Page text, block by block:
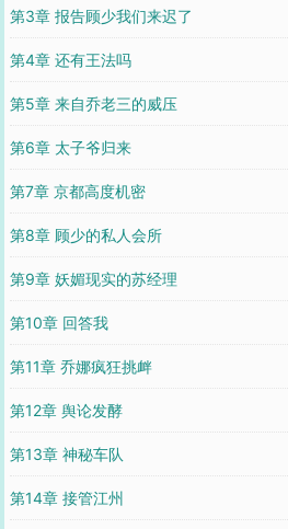
第3章 报告顾少我们来迟了
第4章 还有王法吗
第5章 来自乔老三的威压
第6章 太子爷归来
第7章 京都高度机密
第8章 顾少的私人会所
第9章 妖媚现实的苏经理
第10章 回答我
第11章 乔娜疯狂挑衅
第12章 舆论发酵
第13章 神秘车队
第14章 接管江州